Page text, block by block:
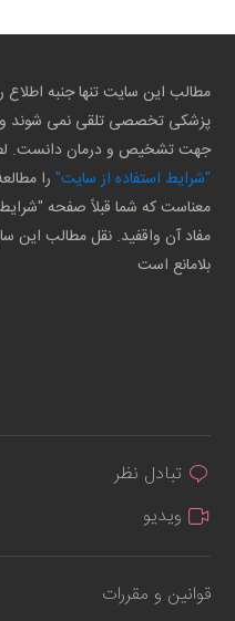
مطالب این سایت تنها جنبه
پزشکی تخصصی تلقی نمی شوند و
جهت تشخیص و درمان دانست.
"شرایط استفاده از سایت" را
معناست که شما قبلاً صفحه "شرایط
مفاد آن واقفید. نقل مطالب این
بلامانع است
تبادل نظر
ویدیو
قوانین و مقررات